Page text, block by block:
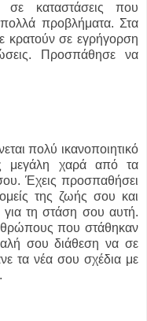
σε καταστάσεις που
προβλήματα. Στα
κρατούν σε εγρήγορση
Προσπάθησε να
πολύ ικανοποιητικό
μεγάλη χαρά από τα
Έχεις προσπαθήσει
της ζωής σου και
τη στάση σου αυτή.
που στάθηκαν
σου διάθεση να σε
τα νέα σου σχέδια με